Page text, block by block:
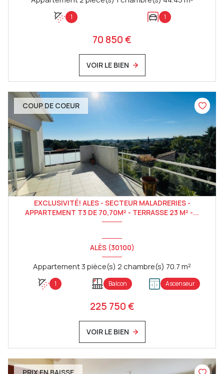
1 1
70 850 €
VOIR LE BIEN
COUP DE COEUR
EXCLUSIVITÉ! ALES - SECTEUR MALADRERIES -
APPARTEMENT T3 DE 70,70M² - TERRASSE 23 M² -...
ALÈS (30100)
Appartement 3 pièce(s) 2 chambre(s) 70.7 m²
1 Balcon Ascenseur
225 750 €
VOIR LE BIEN
PRIX EN BAISSE